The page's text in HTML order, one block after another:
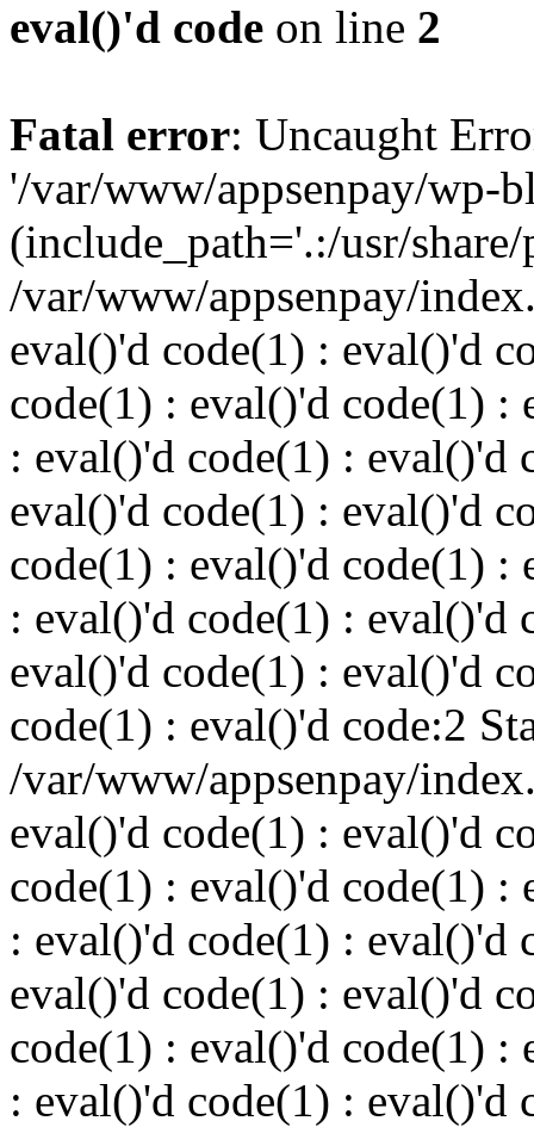
eval()'d code on line 2
Fatal error: Uncaught
'/var/www/appsenpay/wp-
(include_path='.:/usr/
/var/www/appsenpay/
eval()'d code(1) : eval()'d
code(1) : eval()'d code(1) :
: eval()'d code(1) : eval()'d
eval()'d code(1) : eval()'d
code(1) : eval()'d code(1) :
: eval()'d code(1) : eval()'d
eval()'d code(1) : eval()'d
code(1) : eval()'d code:2
/var/www/appsenpay/
eval()'d code(1) : eval()'d
code(1) : eval()'d code(1) :
: eval()'d code(1) : eval()'d
eval()'d code(1) : eval()'d
code(1) : eval()'d code(1) :
: eval()'d code(1) : eval()'d